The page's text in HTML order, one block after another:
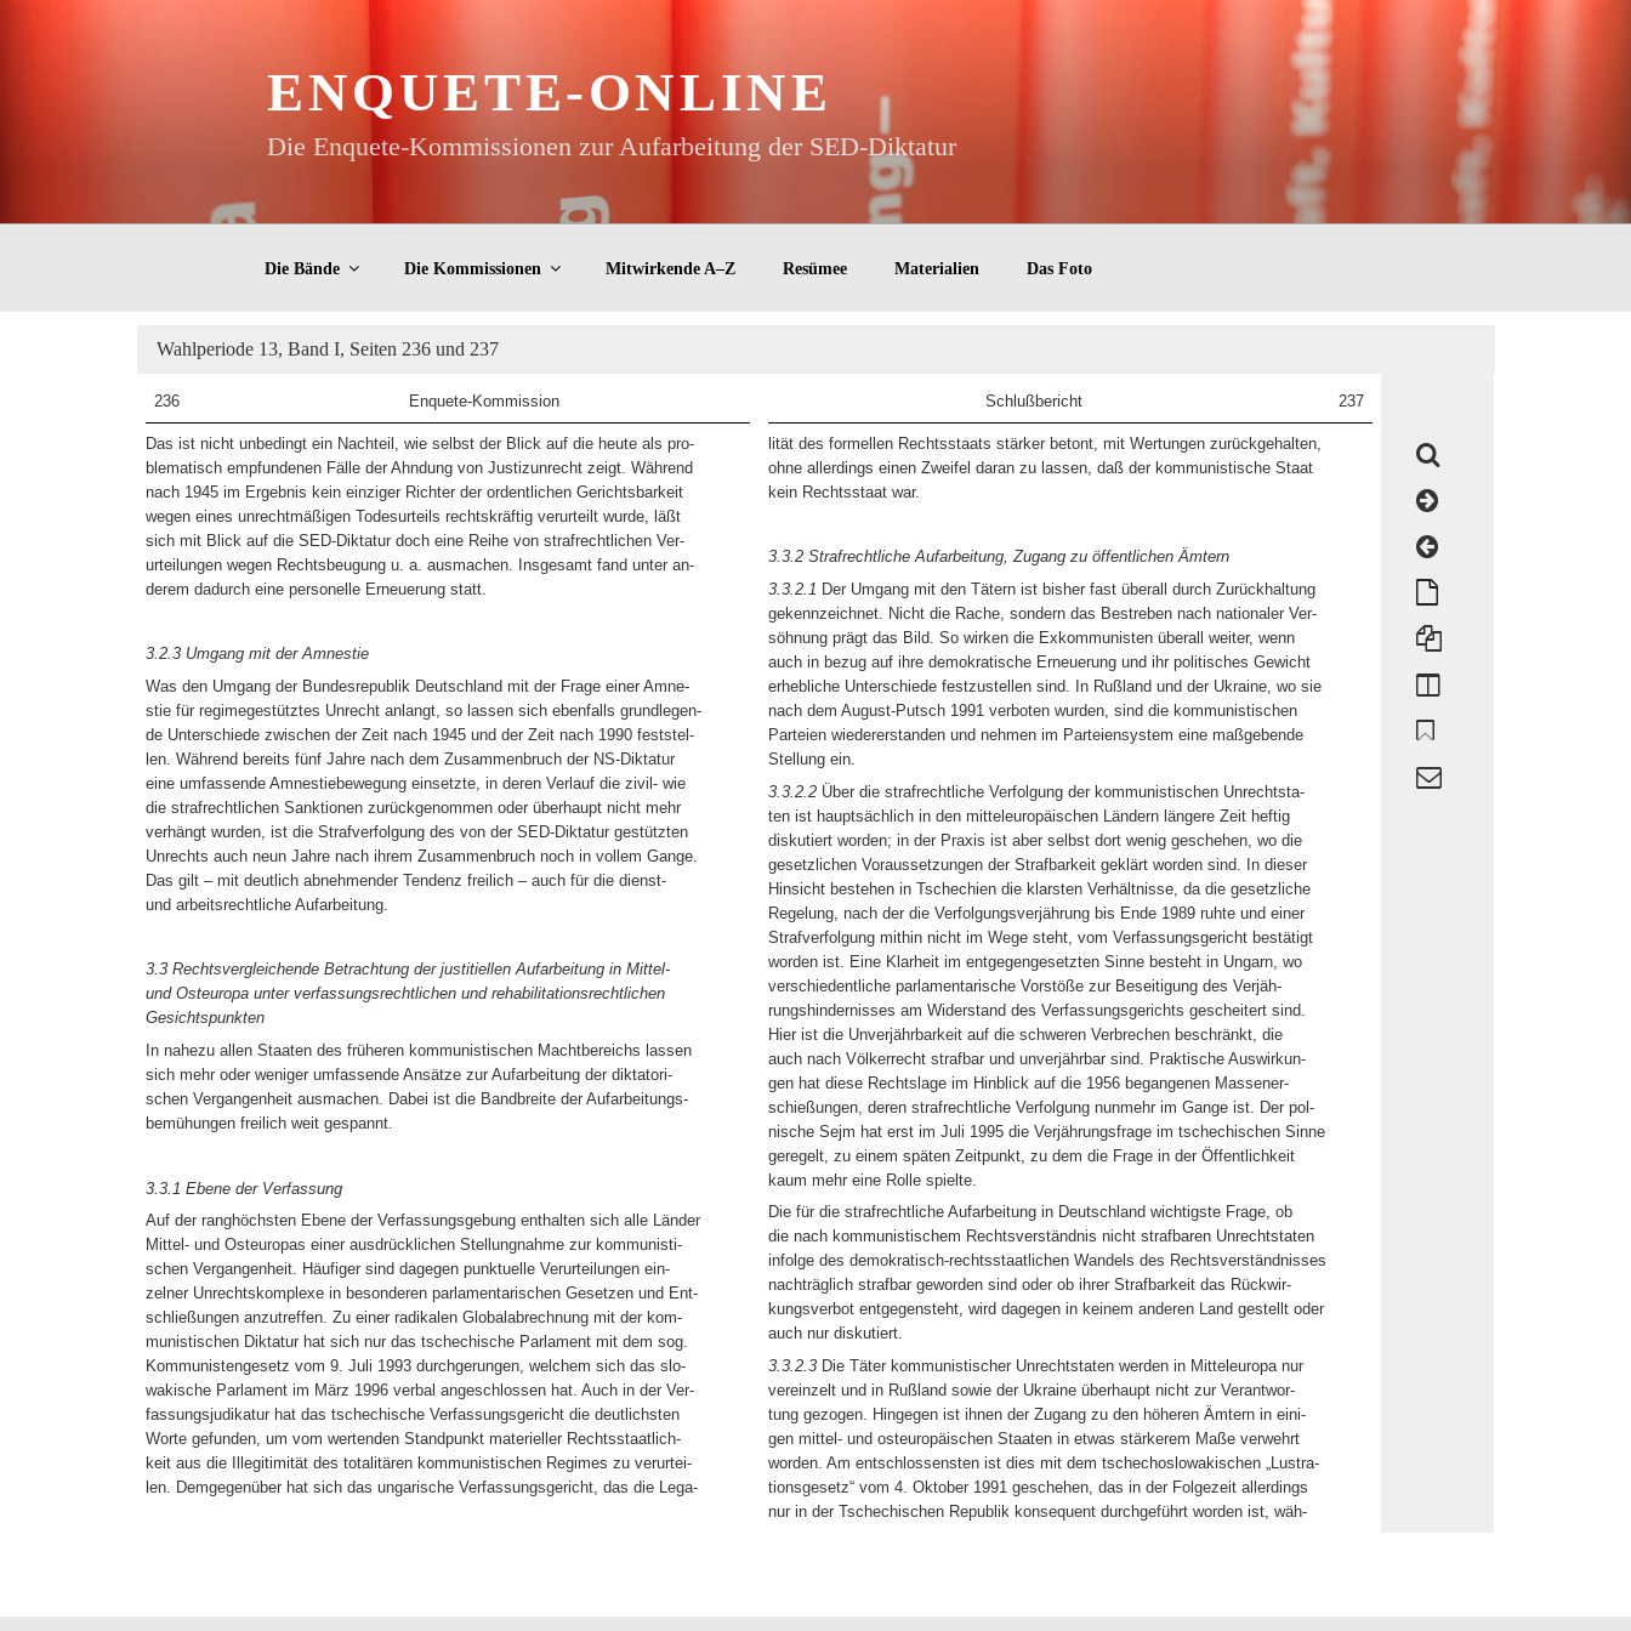
ENQUETE-ONLINE
Die Enquete-Kommissionen zur Aufarbeitung der SED-Diktatur
Die Bände Die Kommissionen Mitwirkende A–Z Resümee Materialien Das Foto
Wahlperiode 13, Band I, Seiten 236 und 237
236 Enquete-Kommission
Das ist nicht unbedingt ein Nachteil, wie selbst der Blick auf die heute als pro-
blematisch empfundenen Fälle der Ahndung von Justizunrecht zeigt. Während
nach 1945 im Ergebnis kein einziger Richter der ordentlichen Gerichtsbarkeit
wegen eines unrechtmäßigen Todesurteils rechtskräftig verurteilt wurde, läßt
sich mit Blick auf die SED-Diktatur doch eine Reihe von strafrechtlichen Ver-
urteilungen wegen Rechtsbeugung u. a. ausmachen. Insgesamt fand unter an-
derem dadurch eine personelle Erneuerung statt.
3.2.3 Umgang mit der Amnestie
Was den Umgang der Bundesrepublik Deutschland mit der Frage einer Amne-
stie für regimegestütztes Unrecht anlangt, so lassen sich ebenfalls grundlegen-
de Unterschiede zwischen der Zeit nach 1945 und der Zeit nach 1990 feststel-
len. Während bereits fünf Jahre nach dem Zusammenbruch der NS-Diktatur
eine umfassende Amnestiebewegung einsetzte, in deren Verlauf die zivil- wie
die strafrechtlichen Sanktionen zurückgenommen oder überhaupt nicht mehr
verhängt wurden, ist die Strafverfolgung des von der SED-Diktatur gestützten
Unrechts auch neun Jahre nach ihrem Zusammenbruch noch in vollem Gange.
Das gilt – mit deutlich abnehmender Tendenz freilich – auch für die dienst-
und arbeitsrechtliche Aufarbeitung.
3.3 Rechtsvergleichende Betrachtung der justitiellen Aufarbeitung in Mittel-
und Osteuropa unter verfassungsrechtlichen und rehabilitationsrechtlichen
Gesichtspunkten
In nahezu allen Staaten des früheren kommunistischen Machtbereichs lassen
sich mehr oder weniger umfassende Ansätze zur Aufarbeitung der diktatori-
schen Vergangenheit ausmachen. Dabei ist die Bandbreite der Aufarbeitungs-
bemühungen freilich weit gespannt.
3.3.1 Ebene der Verfassung
Auf der ranghöchsten Ebene der Verfassungsgebung enthalten sich alle Länder
Mittel- und Osteuropas einer ausdrücklichen Stellungnahme zur kommunisti-
schen Vergangenheit. Häufiger sind dagegen punktuelle Verurteilungen ein-
zelner Unrechtskomplexe in besonderen parlamentarischen Gesetzen und Ent-
schließungen anzutreffen. Zu einer radikalen Globalabrechnung mit der kom-
munistischen Diktatur hat sich nur das tschechische Parlament mit dem sog.
Kommunistengesetz vom 9. Juli 1993 durchgerungen, welchem sich das slo-
wakische Parlament im März 1996 verbal angeschlossen hat. Auch in der Ver-
fassungsjudikatur hat das tschechische Verfassungsgericht die deutlichsten
Worte gefunden, um vom wertenden Standpunkt materieller Rechtsstaatlich-
keit aus die Illegitimität des totalitären kommunistischen Regimes zu verurtei-
len. Demgegenüber hat sich das ungarische Verfassungsgericht, das die Lega-
237
Schlußbericht
lität des formellen Rechtsstaats stärker betont, mit Wertungen zurückgehalten,
ohne allerdings einen Zweifel daran zu lassen, daß der kommunistische Staat
kein Rechtsstaat war.
3.3.2 Strafrechtliche Aufarbeitung, Zugang zu öffentlichen Ämtern
3.3.2.1 Der Umgang mit den Tätern ist bisher fast überall durch Zurückhaltung
gekennzeichnet. Nicht die Rache, sondern das Bestreben nach nationaler Ver-
söhnung prägt das Bild. So wirken die Exkommunisten überall weiter, wenn
auch in bezug auf ihre demokratische Erneuerung und ihr politisches Gewicht
erhebliche Unterschiede festzustellen sind. In Rußland und der Ukraine, wo sie
nach dem August-Putsch 1991 verboten wurden, sind die kommunistischen
Parteien wiedererstanden und nehmen im Parteiensystem eine maßgebende
Stellung ein.
3.3.2.2Über die strafrechtliche Verfolgung der kommunistischen Unrechtsta-
ten ist hauptsächlich in den mitteleuropäischen Ländern längere Zeit heftig
diskutiert worden; in der Praxis ist aber selbst dort wenig geschehen, wo die
gesetzlichen Voraussetzungen der Strafbarkeit geklärt worden sind. In dieser
Hinsicht bestehen in Tschechien die klarsten Verhältnisse, da die gesetzliche
Regelung, nach der die Verfolgungsverjährung bis Ende 1989 ruhte und einer
Strafverfolgung mithin nicht im Wege steht, vom Verfassungsgericht bestätigt
worden ist. Eine Klarheit im entgegengesetzten Sinne besteht in Ungarn, wo
verschiedentliche parlamentarische Vorstöße zur Beseitigung des Verjäh-
rungshindernisses am Widerstand des Verfassungsgerichts gescheitert sind.
Hier ist die Unverjährbarkeit auf die schweren Verbrechen beschränkt, die
auch nach Völkerrecht strafbar und unverjährbar sind. Praktische Auswirkun-
gen hat diese Rechtslage im Hinblick auf die 1956 begangenen Massener-
schießungen, deren strafrechtliche Verfolgung nunmehr im Gange ist. Der pol-
nische Sejm hat erst im Juli 1995 die Verjährungsfrage im tschechischen Sinne
geregelt, zu einem späten Zeitpunkt, zu dem die Frage in der Öffentlichkeit
kaum mehr eine Rolle spielte.
Die für die strafrechtliche Aufarbeitung in Deutschland wichtigste Frage, ob
die nach kommunistischem Rechtsverständnis nicht strafbaren Unrechtstaten
infolge des demokratisch-rechtsstaatlichen Wandels des Rechtsverständnisses
nachträglich strafbar geworden sind oder ob ihrer Strafbarkeit das Rückwir-
kungsverbot entgegensteht, wird dagegen in keinem anderen Land gestellt oder
auch nur diskutiert.
3.3.2.3Die Täter kommunistischer Unrechtstaten werden in Mitteleuropa nur
vereinzelt und in Rußland sowie der Ukraine überhaupt nicht zur Verantwor-
tung gezogen. Hingegen ist ihnen der Zugang zu den höheren Ämtern in eini-
gen mittel- und osteuropäischen Staaten in etwas stärkerem Maße verwehrt
worden. Am entschlossensten ist dies mit dem tschechoslowakischen „Lustra-
tionsgesetz“ vom 4. Oktober 1991 geschehen, das in der Folgezeit allerdings
nur in der Tschechischen Republik konsequent durchgeführt worden ist, wäh-